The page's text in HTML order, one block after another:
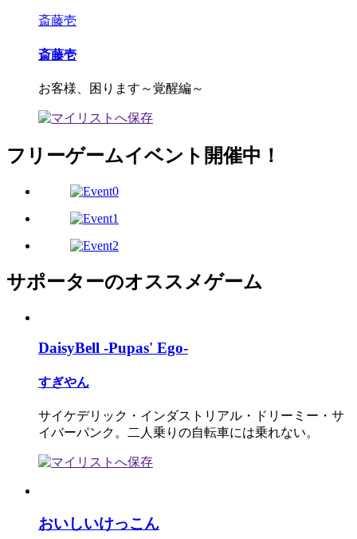
斎藤壱
斎藤壱
お客様、困ります～覚醒編～
フリーゲームイベント開催中！
サポーターのオススメゲーム
DaisyBell -Pupas' Ego-
すぎやん
サイケデリック・インダストリアル・ドリーミー・サ
イバーパンク。二人乗りの自転車には乗れない。
おいしいけっこん